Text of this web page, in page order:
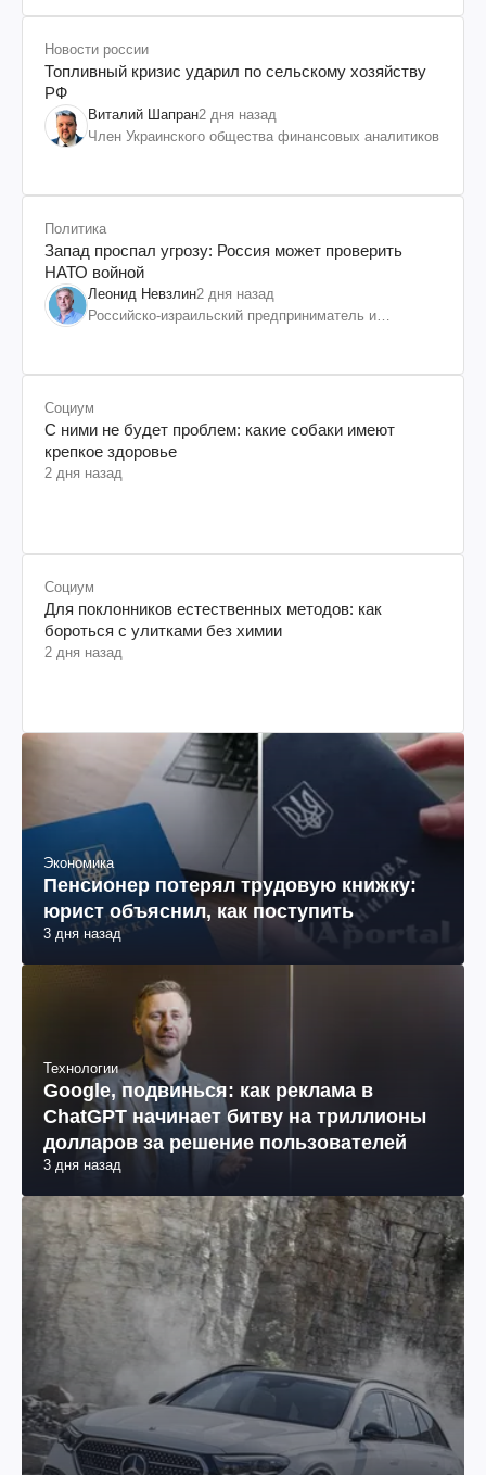
Новости россии
Топливный кризис ударил по сельскому хозяйству
РФ
Виталий Шапран2 дня назад
Член Украинского общества финансовых аналитиков
Политика
Запад проспал угрозу: Россия может проверить
НАТО войной
Леонид Невзлин2 дня назад
Российско-израильский предприниматель и
Социум
С ними не будет проблем: какие собаки имеют
крепкое здоровье
2 дня назад
Социум
Для поклонников естественных методов: как
бороться с улитками без химии
2 дня назад
Экономика
Пенсионер потерял трудовую книжку:
юрист объяснил, как поступить
3 дня назад
Технологии
Google, подвинься: как реклама в
ChatGPT начинает битву на триллионы
долларов за решение пользователей
3 дня назад